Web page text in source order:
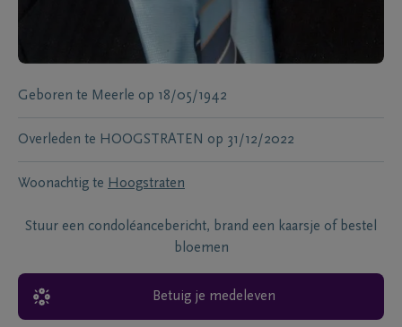
Geboren te Meerle op 18/05/1942
Overleden te HOOGSTRATEN op 31/12/2022
Woonachtig te Hoogstraten
Stuur een condoléancebericht, brand een kaarsje of bestel
bloemen
Betuig je medeleven